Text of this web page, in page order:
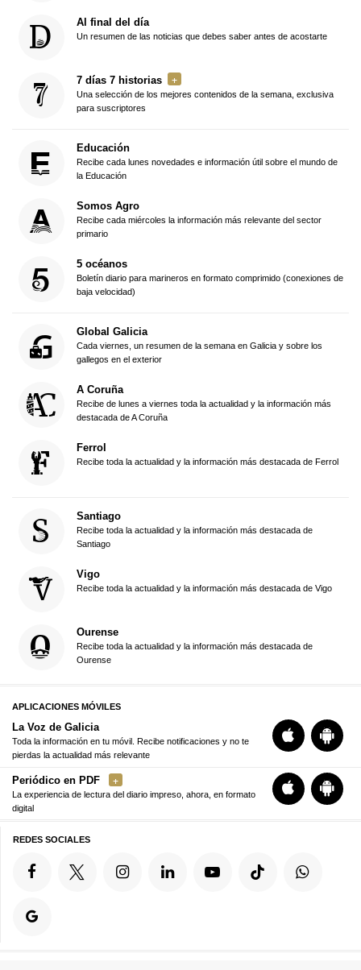
Al final del día
Un resumen de las noticias que debes saber antes de acostarte
7 días 7 historias
Una selección de los mejores contenidos de la semana, exclusiva
para suscriptores
Educación
Recibe cada lunes novedades e información útil sobre el mundo de
la Educación
Somos Agro
Recibe cada miércoles la información más relevante del sector
primario
5 océanos
Boletín diario para marineros en formato comprimido (conexiones de
baja velocidad)
Global Galicia
Cada viernes, un resumen de la semana en Galicia y sobre los
gallegos en el exterior
A Coruña
Recibe de lunes a viernes toda la actualidad y la información más
destacada de A Coruña
Ferrol
Recibe toda la actualidad y la información más destacada de Ferrol
Santiago
Recibe toda la actualidad y la información más destacada de
Santiago
Vigo
Recibe toda la actualidad y la información más destacada de Vigo
Ourense
Recibe toda la actualidad y la información más destacada de
Ourense
APLICACIONES MÓVILES
La Voz de Galicia
Toda la información en tu móvil. Recibe notificaciones y no te
pierdas la actualidad más relevante
Periódico en PDF
La experiencia de lectura del diario impreso, ahora, en formato
digital
REDES SOCIALES